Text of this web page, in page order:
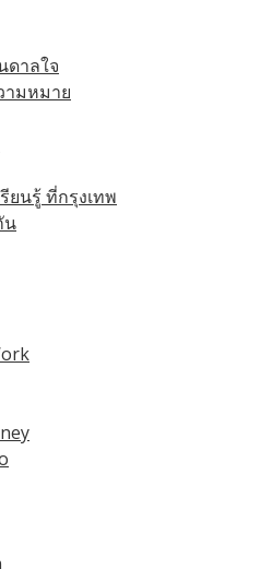
าลใจ
ามหมาย
ยนรู้ ที่กรุงเทพ
น